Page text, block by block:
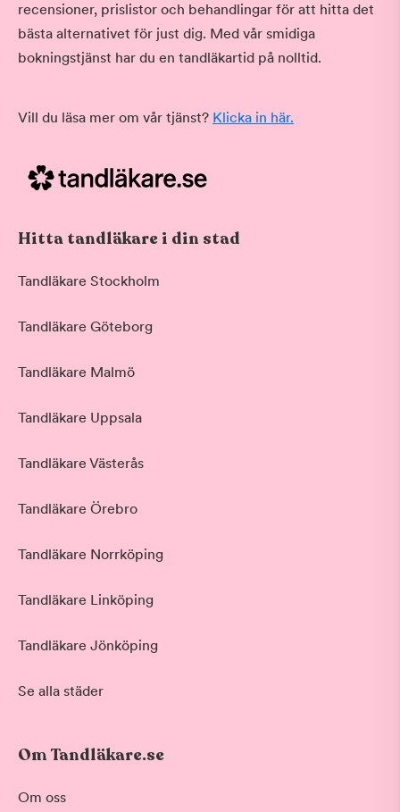
recensioner, prislistor och behandlingar för att hitta det
bästa alternativet för just dig. Med vår smidiga
bokningstjänst har du en tandläkartid på nolltid.
Vill du läsa mer om vår tjänst? Klicka in här.
Hitta tandläkare i din stad
Tandläkare Stockholm
Tandläkare Göteborg
Tandläkare Malmö
Tandläkare Uppsala
Tandläkare Västerås
Tandläkare Örebro
Tandläkare Norrköping
Tandläkare Linköping
Tandläkare Jönköping
Se alla städer
Om Tandläkare.se
Om oss